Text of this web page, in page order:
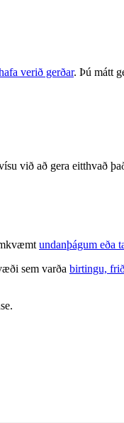
verið gerðar. Þú mátt
við að gera eitthvað
undanþágum eða
sem varða birtingu,